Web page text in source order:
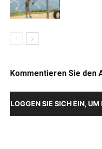
Kommentieren Sie den
LOGGEN SIE SICH EIN,